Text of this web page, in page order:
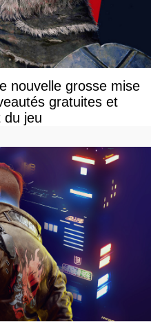
nouvelle grosse mise
gratuites et
du jeu